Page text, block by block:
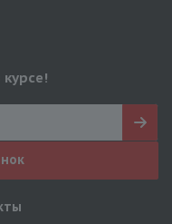
курсе!